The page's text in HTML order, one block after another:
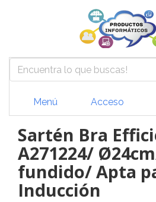
Menú Acceso
Sartén Bra
A271224/
fundido/ Apta
Inducción